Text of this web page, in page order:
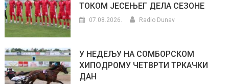
ТОКОМ ЈЕСЕЊЕГ ДЕЛА СЕЗОНЕ
07.08.2026. Radio Dunav
У НЕДЕЉУ НА СОМБОРСКОМ
ХИПОДРОМУ ЧЕТВРТИ ТРКАЧКИ
ДАН